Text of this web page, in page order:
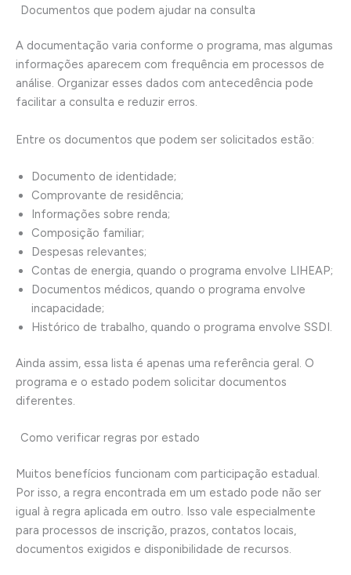
Documentos que podem ajudar na consulta
A documentação varia conforme o programa, mas algumas
informações aparecem com frequência em processos de
análise. Organizar esses dados com antecedência pode
facilitar a consulta e reduzir erros.
Entre os documentos que podem ser solicitados estão:
Documento de identidade;
Comprovante de residência;
Informações sobre renda;
Composição familiar;
Despesas relevantes;
Contas de energia, quando o programa envolve LIHEAP;
Documentos médicos, quando o programa envolve
incapacidade;
Histórico de trabalho, quando o programa envolve SSDI.
Ainda assim, essa lista é apenas uma referência geral. O
programa e o estado podem solicitar documentos
diferentes.
Como verificar regras por estado
Muitos benefícios funcionam com participação estadual.
Por isso, a regra encontrada em um estado pode não ser
igual à regra aplicada em outro. Isso vale especialmente
para processos de inscrição, prazos, contatos locais,
documentos exigidos e disponibilidade de recursos.